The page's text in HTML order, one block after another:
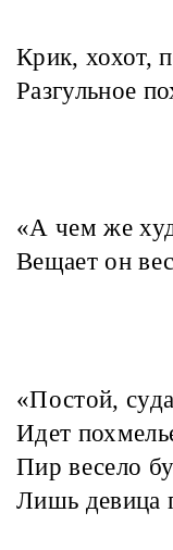
Крик, хохот,
Разгульное
«А чем же
Вещает он
«Постой,
Идет
Пир весело
Лишь девица